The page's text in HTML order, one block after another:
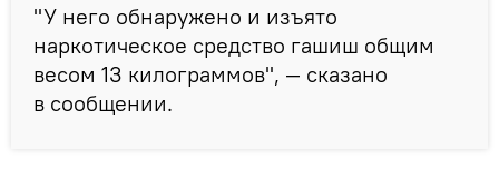
"У него обнаружено и изъято
наркотическое средство гашиш общим
весом 13 килограммов", — сказано
в сообщении.